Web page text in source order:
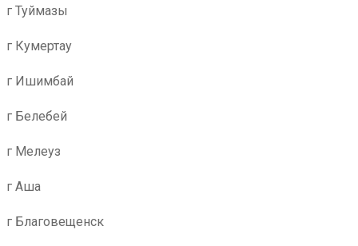
г Туймазы
г Кумертау
г Ишимбай
г Белебей
г Мелеуз
г Аша
г Благовещенск